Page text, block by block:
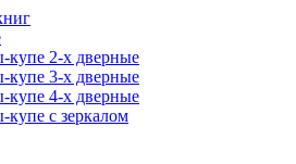
2-х дверные
3-х дверные
4-х дверные
с зеркалом